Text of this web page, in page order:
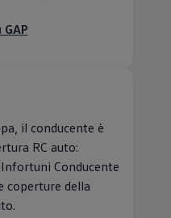
il conducente è
RC auto:
Conducente
coperture della